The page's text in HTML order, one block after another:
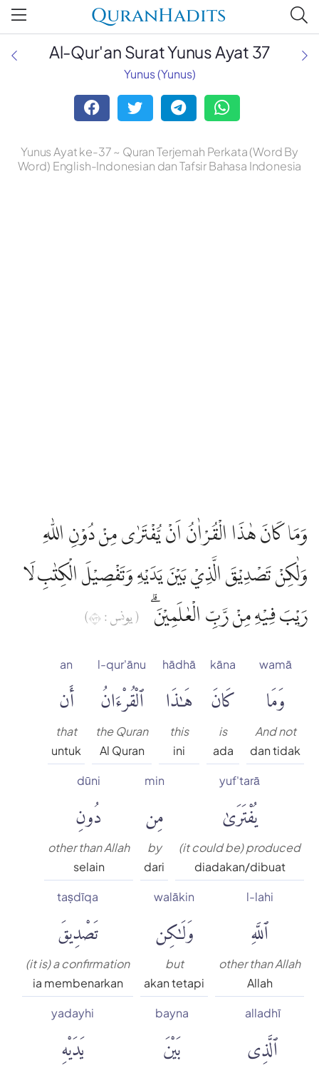
QuranHadits
Al-Qur'an Surat Yunus Ayat 37
Yunus (Yunus)
Yunus Ayat ke-37 ~ Quran Terjemah Perkata (Word By
Word) English-Indonesian dan Tafsir Bahasa Indonesia
وَمَا كَانَ هٰذَا الْقُرْاٰنُ اَنْ يُّفْتَرٰى مِنْ دُوْنِ اللّٰهِ
وَلٰكِنْ تَصْدِيْقَ الَّذِيْ بَيْنَ يَدَيْهِ وَتَفْصِيْلَ الْكِتٰبِ لَا
رَيْبَ فِيْهِ مِنْ رَّبِّ الْعٰلَمِيْنَۗ
( يونس : ٣٧)
wamā
وَمَا
And not
dan tidak
kāna
كَانَ
is
ada
hādhā
هَٰذَا
this
ini
l-qur'ānu
ٱلْقُرْءَانُ
the Quran
Al Quran
an
أَن
that
untuk
yuf'tarā
يُفْتَرَىٰ
(it could be) produced
diadakan/dibuat
min
مِن
by
dari
dūni
دُونِ
other than Allah
selain
l-lahi
ٱللَّهِ
other than Allah
Allah
walākin
وَلَٰكِن
but
akan tetapi
taṣdīqa
تَصْدِيقَ
(it is) a confirmation
ia membenarkan
alladhī
ٱلَّذِى
bayna
بَيْنَ
yadayhi
يَدَيْهِ